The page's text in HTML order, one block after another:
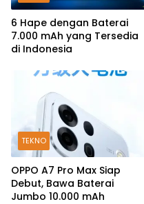
6 Hape dengan Baterai
7.000 mAh yang Tersedia
di Indonesia
TEKNO
OPPO A7 Pro Max Siap
Debut, Bawa Baterai
Jumbo 10.000 mAh